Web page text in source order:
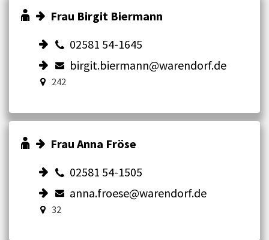
Frau Birgit Biermann
02581 54-1645
birgit.biermann@warendorf.de
242
Frau Anna Fröse
02581 54-1505
anna.froese@warendorf.de
32